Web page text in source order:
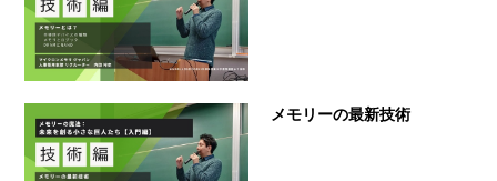
メモリーの最新技術